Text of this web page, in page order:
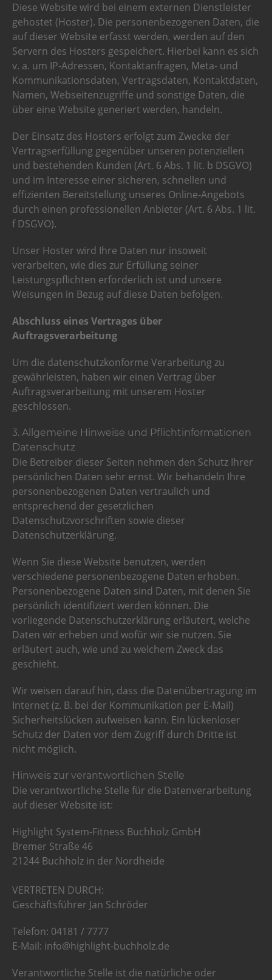
Diese Website wird bei einem externen Dienstleister
gehostet (Hoster). Die personenbezogenen Daten, die
auf dieser Website erfasst werden, werden auf den
Servern des Hosters gespeichert. Hierbei kann es sich
v. a. um IP-Adressen, Kontaktanfragen, Meta- und
Kommunikationsdaten, Vertragsdaten, Kontaktdaten,
Namen, Webseitenzugriffe und sonstige Daten, die
über eine Website generiert werden, handeln.
Der Einsatz des Hosters erfolgt zum Zwecke der
Vertragserfüllung gegenüber unseren potenziellen
und bestehenden Kunden (Art. 6 Abs. 1 lit. b DSGVO)
und im Interesse einer sicheren, schnellen und
effizienten Bereitstellung unseres Online-Angebots
durch einen professionellen Anbieter (Art. 6 Abs. 1 lit.
f DSGVO).
Unser Hoster wird Ihre Daten nur insoweit
verarbeiten, wie dies zur Erfüllung seiner
Leistungspflichten erforderlich ist und unsere
Weisungen in Bezug auf diese Daten befolgen.
Abschluss eines Vertrages über
Auftragsverarbeitung
Um die datenschutzkonforme Verarbeitung zu
gewährleisten, haben wir einen Vertrag über
Auftragsverarbeitung mit unserem Hoster
geschlossen.
3. Allgemeine Hinweise und Pflichtinformationen
Datenschutz
Die Betreiber dieser Seiten nehmen den Schutz Ihrer
persönlichen Daten sehr ernst. Wir behandeln Ihre
personenbezogenen Daten vertraulich und
entsprechend der gesetzlichen
Datenschutzvorschriften sowie dieser
Datenschutzerklärung.
Wenn Sie diese Website benutzen, werden
verschiedene personenbezogene Daten erhoben.
Personenbezogene Daten sind Daten, mit denen Sie
persönlich identifiziert werden können. Die
vorliegende Datenschutzerklärung erläutert, welche
Daten wir erheben und wofür wir sie nutzen. Sie
erläutert auch, wie und zu welchem Zweck das
geschieht.
Wir weisen darauf hin, dass die Datenübertragung im
Internet (z. B. bei der Kommunikation per E-Mail)
Sicherheitslücken aufweisen kann. Ein lückenloser
Schutz der Daten vor dem Zugriff durch Dritte ist
nicht möglich.
Hinweis zur verantwortlichen Stelle
Die verantwortliche Stelle für die Datenverarbeitung
auf dieser Website ist:
Highlight System-Fitness Buchholz GmbH
Bremer Straße 46
21244 Buchholz in der Nordheide
VERTRETEN DURCH:
Geschäftsführer Jan Schröder
Telefon: 04181 / 7777
E-Mail: info@highlight-buchholz.de
Verantwortliche Stelle ist die natürliche oder